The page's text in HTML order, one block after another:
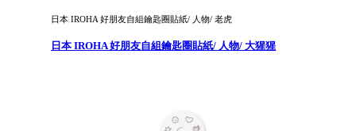
日本 IROHA 好朋友自組鑰匙圈貼紙/ 人物/ 老虎
日本 IROHA 好朋友自組鑰匙圈貼紙/ 人物/ 大猩猩